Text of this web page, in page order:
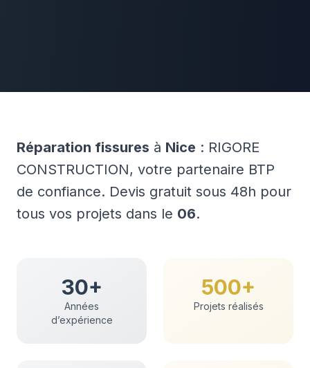
Réparation fissures à Nice : RIGORE
CONSTRUCTION, votre partenaire BTP
de confiance. Devis gratuit sous 48h pour
tous vos projets dans le 06.
30+
Années
d’expérience
500+
Projets réalisés